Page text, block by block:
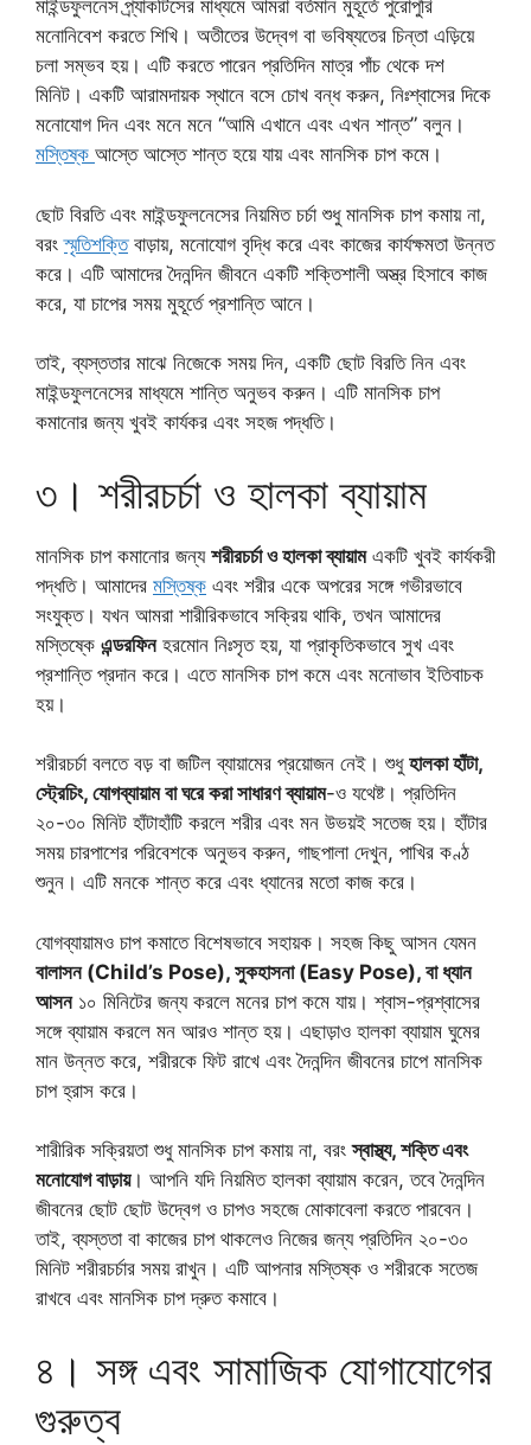
মাইন্ডফুলনেস প্র্যাকটিসের মাধ্যমে আমরা বর্তমান মুহূর্তে পুরোপুরি
মনোনিবেশ করতে শিখি। অতীতের উদ্বেগ বা ভবিষ্যতের চিন্তা এড়িয়ে
চলা সম্ভব হয়। এটি করতে পারেন প্রতিদিন মাত্র পাঁচ থেকে দশ
মিনিট। একটি আরামদায়ক স্থানে বসে চোখ বন্ধ করুন, নিঃশ্বাসের দিকে
মনোযোগ দিন এবং মনে মনে “আমি এখানে এবং এখন শান্ত” বলুন।
মস্তিষ্ক আস্তে আস্তে শান্ত হয়ে যায় এবং মানসিক চাপ কমে।
ছোট বিরতি এবং মাইন্ডফুলনেসের নিয়মিত চর্চা শুধু মানসিক চাপ কমায় না,
বরংস্মৃতিশক্তিবাড়ায়, মনোযোগ বৃদ্ধি করে এবং কাজের কার্যক্ষমতা উন্নত
করে। এটি আমাদের দৈনন্দিন জীবনে একটি শক্তিশালী অস্ত্র হিসাবে কাজ
করে, যা চাপের সময় মুহূর্তে প্রশান্তি আনে।
তাই, ব্যস্ততার মাঝে নিজেকে সময় দিন, একটি ছোট বিরতি নিন এবং
মাইন্ডফুলনেসের মাধ্যমে শান্তি অনুভব করুন। এটি মানসিক চাপ
কমানোর জন্য খুবই কার্যকর এবং সহজ পদ্ধতি।
৩। শরীরচর্চা ও হালকা ব্যায়াম
মানসিক চাপ কমানোর জন্য শরীরচর্চা ও হালকা ব্যায়ামএকটি খুবই কার্যকরী
পদ্ধতি। আমাদের মস্তিষ্ক এবং শরীর একে অপরের সঙ্গে গভীরভাবে
সংযুক্ত। যখন আমরা শারীরিকভাবে সক্রিয় থাকি, তখন আমাদের
মস্তিষ্কে এন্ডরফিনহরমোন নিঃসৃত হয়, যা প্রাকৃতিকভাবে সুখ এবং
প্রশান্তি প্রদান করে। এতে মানসিক চাপ কমে এবং মনোভাব ইতিবাচক
হয়।
শরীরচর্চা বলতে বড় বা জটিল ব্যায়ামের প্রয়োজন নেই। শুধু হালকা হাঁটা,
স্ট্রেচিং, যোগব্যায়াম বা ঘরে করা সাধারণ ব্যায়াম-ও যথেষ্ট। প্রতিদিন
২০-৩০ মিনিট হাঁটাহাঁটি করলে শরীর এবং মন উভয়ই সতেজ হয়। হাঁটার
সময় চারপাশের পরিবেশকে অনুভব করুন, গাছপালা দেখুন, পাখির কণ্ঠ
শুনুন। এটি মনকে শান্ত করে এবং ধ্যানের মতো কাজ করে।
যোগব্যায়ামও চাপ কমাতে বিশেষভাবে সহায়ক। সহজ কিছু আসন যেমন
বালাসন (Child’s Pose), সুকহাসনা (Easy Pose), বা ধ্যান
আসন১০ মিনিটের জন্য করলে মনের চাপ কমে যায়। শ্বাস-প্রশ্বাসের
সঙ্গে ব্যায়াম করলে মন আরও শান্ত হয়। এছাড়াও হালকা ব্যায়াম ঘুমের
মান উন্নত করে, শরীরকে ফিট রাখে এবং দৈনন্দিন জীবনের চাপে মানসিক
চাপ হ্রাস করে।
শারীরিক সক্রিয়তা শুধু মানসিক চাপ কমায় না, বরংস্বাস্থ্য, শক্তি এবং
মনোযোগ বাড়ায়। আপনি যদি নিয়মিত হালকা ব্যায়াম করেন, তবে দৈনন্দিন
জীবনের ছোট ছোট উদ্বেগ ও চাপও সহজে মোকাবেলা করতে পারবেন।
তাই, ব্যস্ততা বা কাজের চাপ থাকলেও নিজের জন্য প্রতিদিন ২০-৩০
মিনিট শরীরচর্চার সময় রাখুন। এটি আপনার মস্তিষ্ক ও শরীরকে সতেজ
রাখবে এবং মানসিক চাপ দ্রুত কমাবে।
৪। সঙ্গ এবং সামাজিক যোগাযোগের
গুরুত্ব